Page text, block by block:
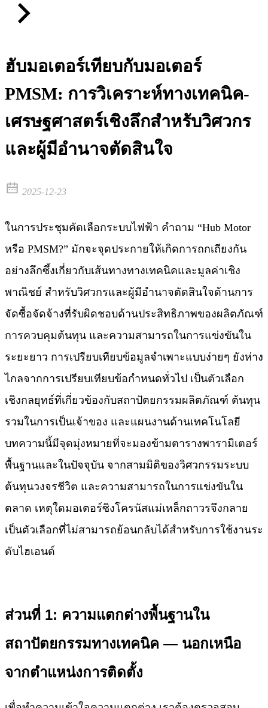
ฮับมอเตอร์เทียบกับมอเตอร์
PMSM: การวิเคราะห์ทางเทคนิค-
เศรษฐศาสตร์เชิงลึกสำหรับวิศวกร
และผู้มีอำนาจตัดสินใจ
2025-12-23
ในการประชุมคัดเลือกระบบไฟฟ้า คำถาม “Hub Motor
หรือ PMSM?” มักจะจุดประกายให้เกิดการถกเถียงกัน
อย่างลึกซึ้งเกี่ยวกับเส้นทางทางเทคนิคและมูลค่าเชิง
พาณิชย์ สำหรับวิศวกรและผู้มีอำนาจตัดสินใจด้านการ
จัดซื้อจัดจ้างที่รับผิดชอบด้านประสิทธิภาพของผลิตภัณฑ์
การควบคุมต้นทุน และความสามารถในการแข่งขันใน
ระยะยาว การเปรียบเทียบข้อมูลจำเพาะแบบง่ายๆ ยังห่าง
ไกลจากการเปรียบเทียบข้อกำหนดทั่วไป เป็นตัวเลือก
เชิงกลยุทธ์ที่เกี่ยวข้องกับสถาปัตยกรรมผลิตภัณฑ์ ต้นทุน
รวมในการเป็นเจ้าของ และแผนงานด้านเทคโนโลยี
บทความนี้มีจุดมุ่งหมายที่จะมองข้ามตารางพารามิเตอร์
พื้นฐานและในปัจจุบัน จากสามมิติของวิศวกรรมระบบ
ต้นทุนวงจรชีวิต และความสามารถในการแข่งขันใน
ตลาด เหตุใดมอเตอร์ซิงโครนัสแม่เหล็กถาวรจึงกลาย
เป็นตัวเลือกที่ไม่สามารถย้อนกลับได้สำหรับการใช้งานระ
ดับไฮเอนด์
ส่วนที่ 1: ความแตกต่างพื้นฐานใน
สถาปัตยกรรมทางเทคนิค — นอกเหนือ
จากตำแหน่งการติดตั้ง